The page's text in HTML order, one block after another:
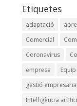
Etiquetes
adaptació
Comercial
Coronavirus
empresa
Equip
gestió empresarial
Intel·ligència